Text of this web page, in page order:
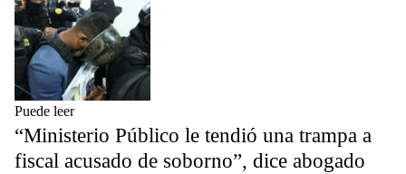
Puede leer
“Ministerio Público le tendió una trampa a
fiscal acusado de soborno”, dice abogado